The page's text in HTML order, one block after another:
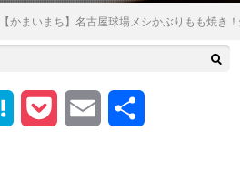
【かまいまち】名古屋球場メシかぶりもも焼き